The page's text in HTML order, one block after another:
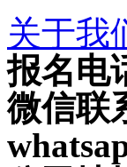
关于我
报名电
微信联